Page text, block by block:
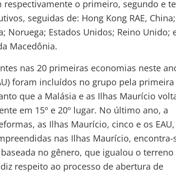
respectivamente o primeiro, segundo e
seguidas de: Hong Kong RAE, China;
Noruega; Estados Unidos; Reino Unido;
Macedônia.
nas 20 primeiras economias neste
foram incluídos no grupo pela primeira
que a Malásia e as Ilhas Maurício
em 15º e 20º lugar. No último ano, a
as Ilhas Maurício, cinco e os EAU,
nas Ilhas Maurício, encontra-
no gênero, que igualou o terreno
respeito ao processo de abertura de